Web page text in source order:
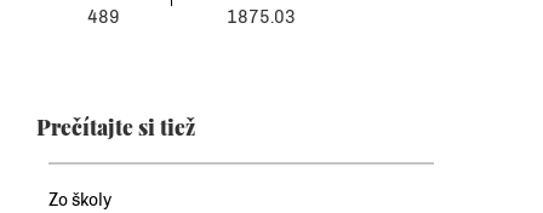
489
1875.03
Prečítajte si tiež
Zo školy